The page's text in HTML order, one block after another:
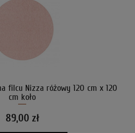
filcu Nizza różowy 120 cm x 120
cm koło
89,00 zł